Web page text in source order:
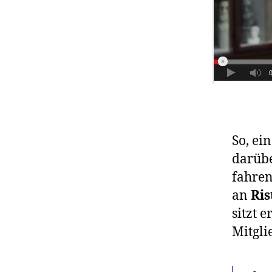
So,
an
sitzt